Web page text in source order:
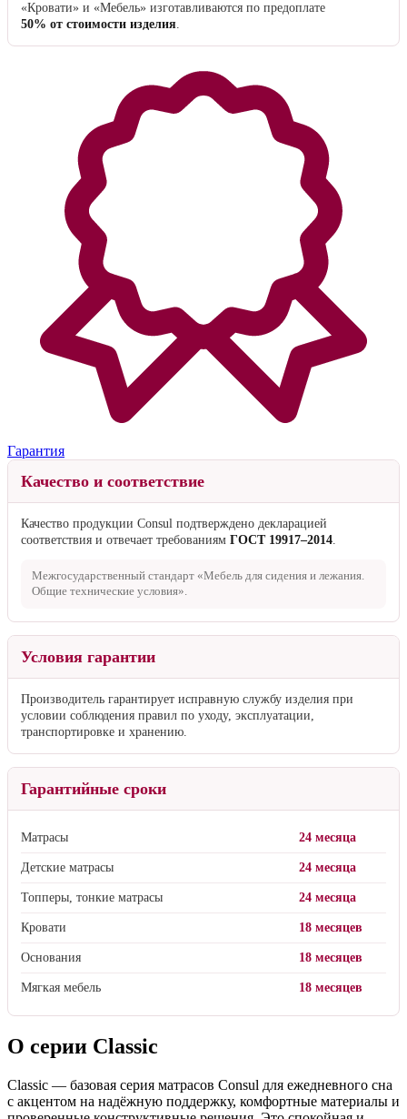
«Кровати» и «Мебель» изготавливаются по предоплате
50% от стоимости изделия.
Гарантия
Качество и соответствие
Качество продукции Consul подтверждено декларацией
соответствия и отвечает требованиям ГОСТ 19917–2014.
Межгосударственный стандарт «Мебель для сидения и лежания.
Общие технические условия».
Условия гарантии
Производитель гарантирует исправную службу изделия при
условии соблюдения правил по уходу, эксплуатации,
транспортировке и хранению.
Гарантийные сроки
Матрасы 24 месяца
Детские матрасы 24 месяца
Топперы, тонкие матрасы 24 месяца
Кровати 18 месяцев
Основания 18 месяцев
Мягкая мебель 18 месяцев
О серии Classic
Classic — базовая серия матрасов Consul для ежедневного сна
с акцентом на надёжную поддержку, комфортные материалы и